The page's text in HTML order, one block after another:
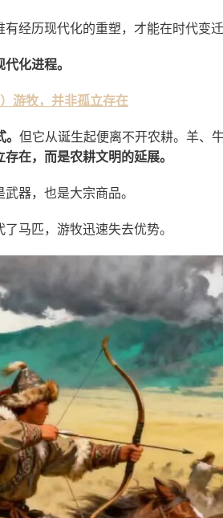
经历现代化的重塑，才能在时代变迁
化进程。
）游牧，并非孤立存在
但它从诞生起便离不开农耕。羊、
在，而是农耕文明的延展。
器，也是大宗商品。
马匹，游牧迅速失去优势。